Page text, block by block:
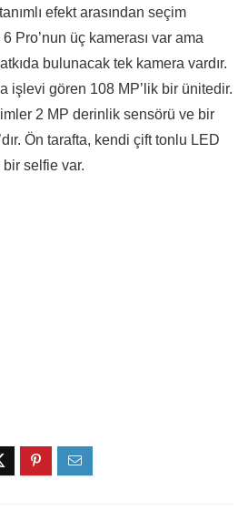
efekt arasından seçim
Pro’nun üç kamerası var ama
bulunacak tek kamera vardır.
işlevi gören 108 MP’lik bir ünitedir.
2 MP derinlik sensörü ve bir
Ön tarafta, kendi çift tonlu LED
bir selfie var.